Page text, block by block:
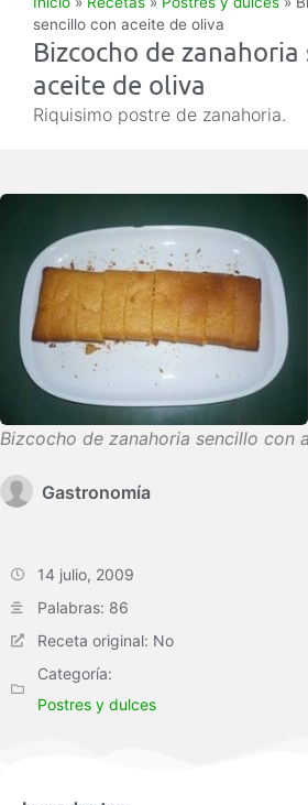
sencillo con aceite de oliva
Bizcocho de
aceite de oliva
Riquisimo postre de zanahoria.
Bizcocho de zanahoria sencillo con
Gastronomía
14 julio, 2009
Palabras: 86
Receta original: No
Categoría:
Postres y dulces